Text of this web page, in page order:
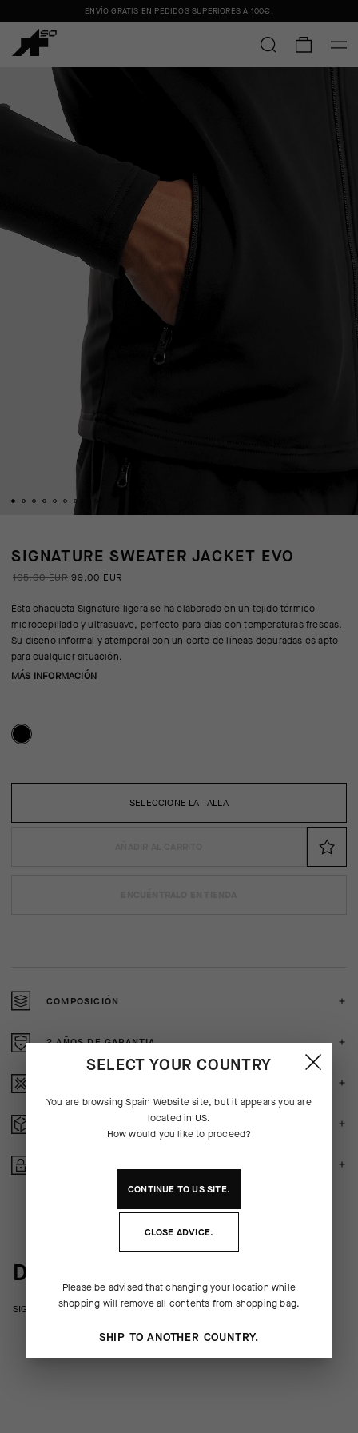
ENVÍO GRATIS EN PEDIDOS SUPERIORES A 100€ .
SIGNATURE SWEATER JACKET EVO
165,00 EUR 99,00 EUR
Esta chaqueta Signature ligera se ha elaborado en un tejido térmico
microcepillado y ultrasuave, perfecto para días con temperaturas frescas.
Su diseño informal y atemporal con un corte de líneas depuradas es apto
para cualquier situación.
MÁS INFORMACIÓN
SELECCIONE LA TALLA
COMPOSICIÓN
2 AÑOS DE GARANTIA
DEVOLUCION GRATUITOS
DETRÁS DEL PRODUCTO
SIGNATURE Sweater Jacket EVO
SELECT YOUR COUNTRY
You are browsingSpain Websitesite, but it appears you are
located in US.
How would you like to proceed?
CONTINUE TOUSSITE.
CLOSE ADVICE.
Please be advised that changing your location while
shopping will remove all contents from shopping bag.
SHIP TO ANOTHER COUNTRY.